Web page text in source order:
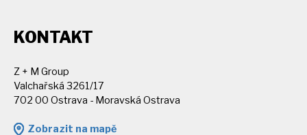
KONTAKT
Z + M Group
Valchařská 3261/17
702 00 Ostrava - Moravská Ostrava
Zobrazit na mapě